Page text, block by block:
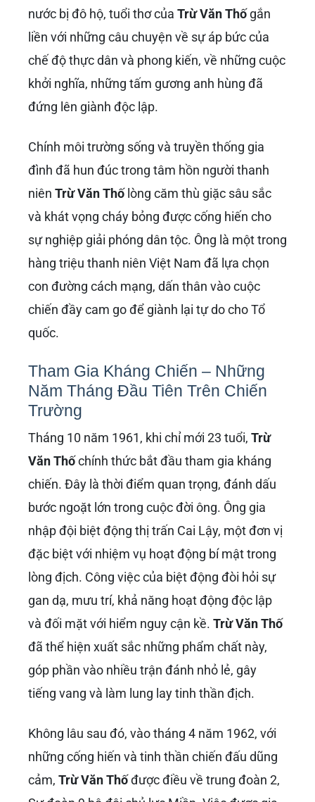
nước bị đô hộ, tuổi thơ của Trừ Văn Thốgắn
liền với những câu chuyện về sự áp bức của
chế độ thực dân và phong kiến, về những cuộc
khởi nghĩa, những tấm gương anh hùng đã
đứng lên giành độc lập.
Chính môi trường sống và truyền thống gia
đình đã hun đúc trong tâm hồn người thanh
niên Trừ Văn Thốlòng căm thù giặc sâu sắc
và khát vọng cháy bỏng được cống hiến cho
sự nghiệp giải phóng dân tộc. Ông là một trong
hàng triệu thanh niên Việt Nam đã lựa chọn
con đường cách mạng, dấn thân vào cuộc
chiến đầy cam go để giành lại tự do cho Tổ
quốc.
Tham Gia Kháng Chiến – Những
Năm Tháng Đầu Tiên Trên Chiến
Trường
Tháng 10 năm 1961, khi chỉ mới 23 tuổi, Trừ
Văn Thốchính thức bắt đầu tham gia kháng
chiến. Đây là thời điểm quan trọng, đánh dấu
bước ngoặt lớn trong cuộc đời ông. Ông gia
nhập đội biệt động thị trấn Cai Lậy, một đơn vị
đặc biệt với nhiệm vụ hoạt động bí mật trong
lòng địch. Công việc của biệt động đòi hỏi sự
gan dạ, mưu trí, khả năng hoạt động độc lập
và đối mặt với hiểm nguy cận kề. Trừ Văn Thố
đã thể hiện xuất sắc những phẩm chất này,
góp phần vào nhiều trận đánh nhỏ lẻ, gây
tiếng vang và làm lung lay tinh thần địch.
Không lâu sau đó, vào tháng 4 năm 1962, với
những cống hiến và tinh thần chiến đấu dũng
cảm, Trừ Văn Thốđược điều về trung đoàn 2,